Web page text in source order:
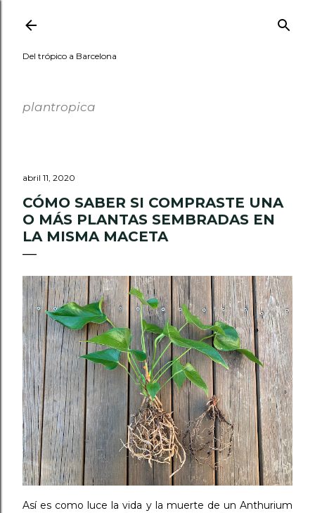
Del trópico a Barcelona
plantropica
abril 11, 2020
CÓMO SABER SI COMPRASTE UNA
O MÁS PLANTAS SEMBRADAS EN
LA MISMA MACETA
Así es como luce la vida y la muerte de un Anthurium